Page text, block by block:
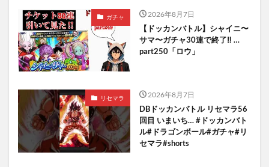
ガチャ 2026年8月7日
【ドッカンバトル】シャイニ〜
サマ〜ガチャ30連で終了‼︎ …
part250「ロウ」
リセマラ 2026年8月7日
DBドッカンバトル リセマラ56
回目 いまいち… #ドッカンバト
ル#ドラゴンボール#ガチャ#リ
セマラ#shorts